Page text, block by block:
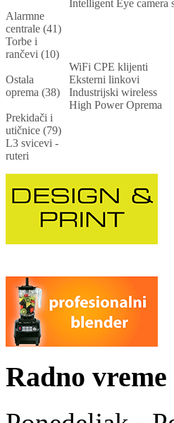
Intelligent Eye camera
Alarmne
centrale (41)
Torbe i
rančevi (10)
Ostala
oprema (38)
WiFi CPE klijenti
Eksterni linkovi
Industrijski wireless
High Power Oprema
Prekidači i
utičnice (79)
L3 svicevi -
ruteri
Radno vreme